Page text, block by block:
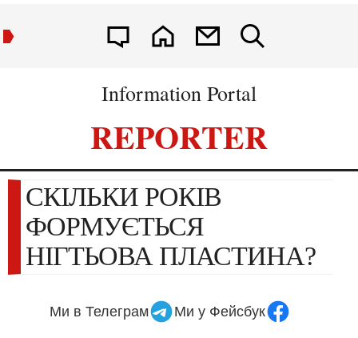
Information Portal
REPORTER
СКІЛЬКИ РОКІВ
ФОРМУЄТЬСЯ
НІГТЬОВА ПЛАСТИНА?
Ми в Телеграм Ми у Фейсбук